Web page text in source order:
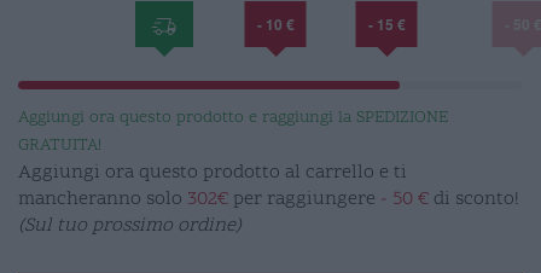
- 10 € - 15 €
Aggiungi ora questo prodotto e raggiungi la SPEDIZIONE
GRATUITA!
Aggiungi ora questo prodotto al carrello e ti
mancheranno solo 302€ per raggiungere - 50 € di sconto!
(Sul tuo prossimo ordine)